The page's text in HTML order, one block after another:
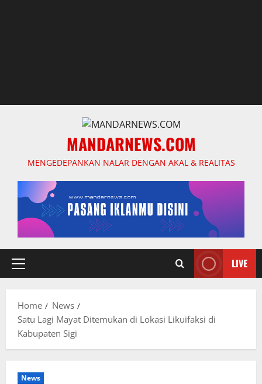
MANDARNEWS.COM
MENGEDEPANKAN NALAR DENGAN AKAL & REALITAS
Primary
LIVE
Home
News
Satu Lagi Mayat Ditemukan di Lokasi Likuifaksi di
Kabupaten Sigi
News